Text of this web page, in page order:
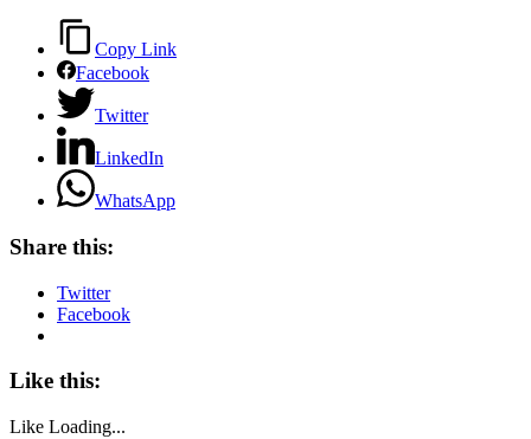
Copy Link
Facebook
Twitter
LinkedIn
WhatsApp
Share this:
Twitter
Facebook
Like this:
Like Loading...